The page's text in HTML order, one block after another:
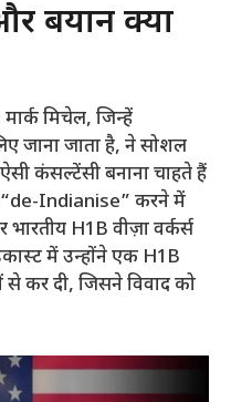
बयान क्यों
मिचेल, जिन्हें
जाना जाता है, ने सोशल
कंसल्टेंसी बनाना चाहते हैं
“de-Indianise” करने में
H1B वीज़ा वर्कर्स
में उन्होंने एक H1B
से कर दी, जिसने विवाद को